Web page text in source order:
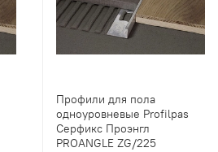
Профили для пола
одноуровневые Profilpas
Серфикс Проэнгл
PROANGLE ZG/225